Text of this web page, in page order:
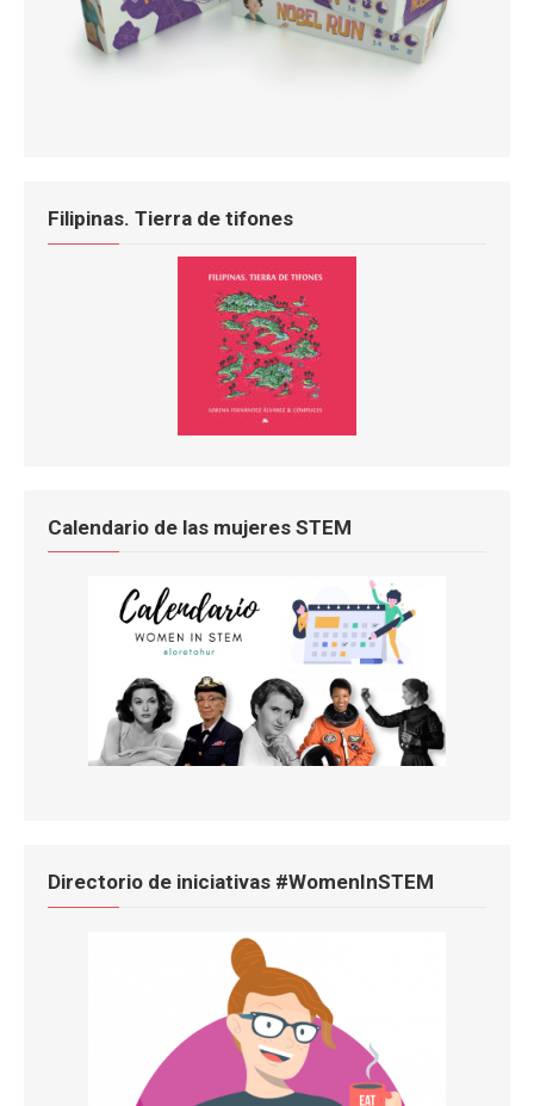
Filipinas. Tierra de tifones
Calendario de las mujeres STEM
Directorio de iniciativas #WomenInSTEM